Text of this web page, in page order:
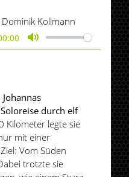
Dominik Kollmann
Mute
Johannas
durch elf
Kilometer legte sie
mit einer
Vom Süden
trotzte sie